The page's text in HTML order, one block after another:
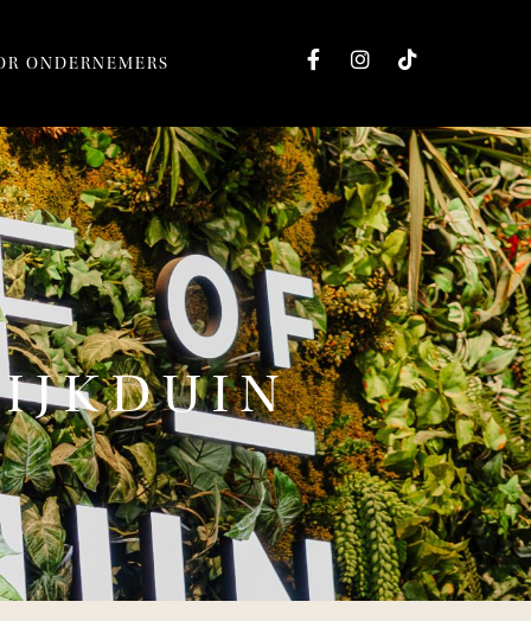
ONDERNEMERS